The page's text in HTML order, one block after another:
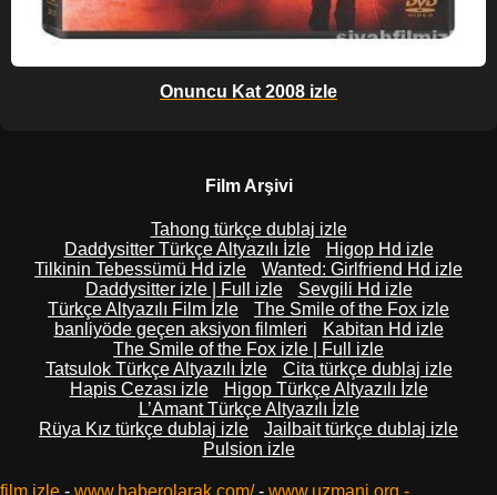
Onuncu Kat 2008 izle
Film Arşivi
Tahong türkçe dublaj izle
Daddysitter Türkçe Altyazılı İzle
Higop Hd izle
Tilkinin Tebessümü Hd izle
Wanted: Girlfriend Hd izle
Daddysitter izle | Full izle
Sevgili Hd izle
Türkçe Altyazılı Film İzle
The Smile of the Fox izle
banliyöde geçen aksiyon filmleri
Kabitan Hd izle
The Smile of the Fox izle | Full izle
Tatsulok Türkçe Altyazılı İzle
Cita türkçe dublaj izle
Hapis Cezası izle
Higop Türkçe Altyazılı İzle
L’Amant Türkçe Altyazılı İzle
Rüya Kız türkçe dublaj izle
Jailbait türkçe dublaj izle
Pulsion izle